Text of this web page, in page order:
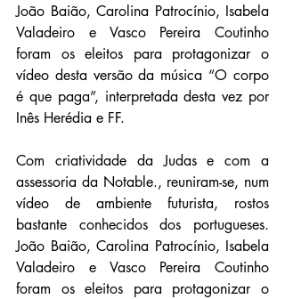
João Baião, Carolina Patrocínio, Isabela
Valadeiro e Vasco Pereira Coutinho
foram os eleitos para protagonizar o
vídeo desta versão da música “O corpo
é que paga”, interpretada desta vez por
Inês Herédia e FF.
Com criatividade da Judas e com a
assessoria da Notable., reuniram-se, num
vídeo de ambiente futurista, rostos
bastante conhecidos dos portugueses.
João Baião, Carolina Patrocínio, Isabela
Valadeiro e Vasco Pereira Coutinho
foram os eleitos para protagonizar o